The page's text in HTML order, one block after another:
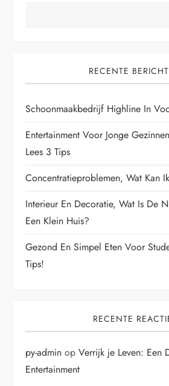
RECENTE
Schoonmaakbedrijf Highline In
Entertainment Voor Jonge
Lees 3 Tips
Concentratieproblemen, Wat Kan
Interieur En Decoratie, Wat Is De
Een Klein Huis?
Gezond En Simpel Eten Voor
Tips!
RECENTE
py-admin opVerrijk je Leven: Een
Entertainment